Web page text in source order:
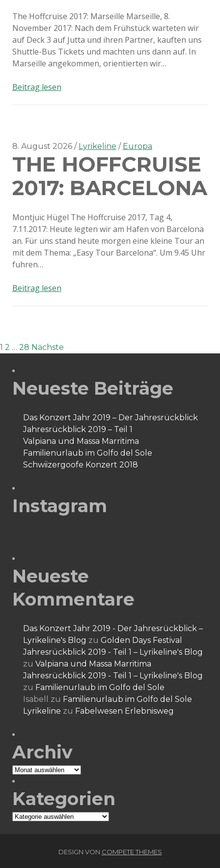
The Hoffcruise 2017: Marseille Marseille, 8.
November 2017: Nach dem Frühstück warteten wir
auf Deck 3 auf Jutta und ihren Partner, kauften uns
Shuttle-Bus Tickets und machten uns dann auf. In
Marseille angekommen, orientierten wir…
Beitrag lesenThe
8. August 2026 Lyrikeline Europa
THE HOFFCRUISE
2017: BARCELONA
Montjuïc Hügel The Hoffcruise 2017, Tag 4,
7.11.2017: Heute legten wir am Hafen von Barcelona
an. Für uns stand heute morgen eine kleine Tour an
mit dem Thema: „Easy Tour Barcelona“. Um 9.45 Uhr
fuhren…
Beitrag lesenThe
Seitennummerierung
der
Beiträge
1 2 … 28 Nächste
Neueste Beiträge
Das Konzert Jahr 2019 – Der Jahresrückblick
Jahresrückblick 2019 – Teil 1
Valpiana und Massa Marritima
Familienurlaub im Golfo del Sole
Schwiizergoofe Konzert 2018
Instagram
Neueste
Kommentare
Das Konzert Jahr 2019 - Der Jahresrückblick –
Lyrikeline's Blog zu Golden Days Festival
Jahresrückblick 2019 - Teil 1 – Lyrikeline's Blog
zu Valpiana und Massa Marritima
Jahresrückblick 2019 - Teil 1 – Lyrikeline's Blog
zu Familienurlaub im Golfo del Sole
Isabell
zu Familienurlaub im Golfo del Sole
Lyrikeline zu Fabelwesen Erlebnisweg
Archiv
Archiv
Kategorien
Kategorien
DESIGN VON COMPETE THEMES